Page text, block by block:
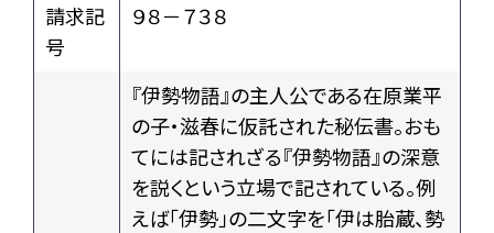
請求記
号
９８－７３８
『伊勢物語』の主人公である在原業平
の子・滋春に仮託された秘伝書。おも
てには記されざる『伊勢物語』の深意
を説くという立場で記されている。例
えば「伊勢」の二文字を「伊は胎蔵、勢